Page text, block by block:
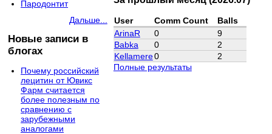
Пародонтит
Дальше...
Новые записи в
блогах
Почему российский
лецитин от Ювикс
Фарм считается
более полезным по
сравнению с
зарубежными
аналогами
User Comm Count
Balls
ArinaR
0
9
Babka
0
2
Kellamere0
2
Полные результаты